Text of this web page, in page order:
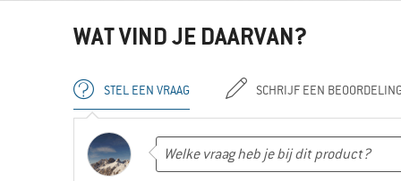
WAT VIND JE DAARVAN?
STEL EEN VRAAG SCHRIJF EEN